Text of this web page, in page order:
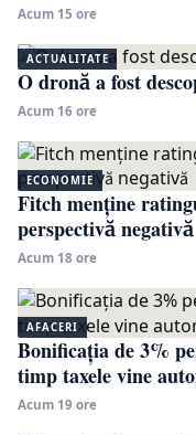
Acum 15 ore
ACTUALITATE
O dronă a fost
Acum 16 ore
ECONOMIE
Fitch menține
perspectivă negativă
Acum 18 ore
AFACERI
Bonificația de 3%
timp taxele vine
Acum 19 ore